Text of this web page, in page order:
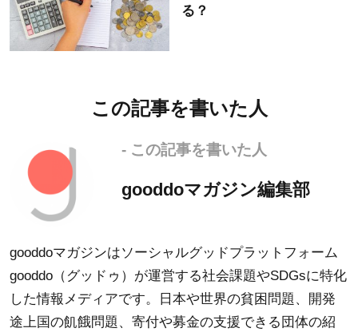
る？
この記事を書いた人
- この記事を書いた人
gooddoマガジン編集部
gooddoマガジンはソーシャルグッドプラットフォーム
gooddo（グッドゥ）が運営する社会課題やSDGsに特化
した情報メディアです。日本や世界の貧困問題、開発
途上国の飢餓問題、寄付や募金の支援できる団体の紹